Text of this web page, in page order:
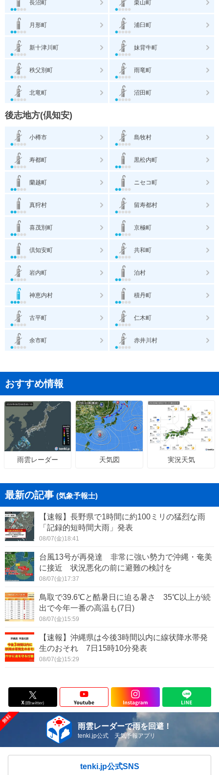
長沼町 栗山町
月形町 浦臼町
新十津川町 妹背牛町
秩父別町 雨竜町
北竜町 沼田町
後志地方(倶知安)
小樽市 島牧村
寿都町 黒松内町
蘭越町 ニセコ町
真狩村 留寿都村
喜茂別町 京極町
倶知安町 共和町
岩内町 泊村
神恵内村 積丹町
古平町 仁木町
余市町 赤井川村
おすすめ情報
雨雲レーダー 天気図 実況天気
最新の記事 (気象予報士)
【速報】長野県で1時間に約100ミリの猛烈な雨
「記録的短時間大雨」発表
08/07(金)18:41
台風13号が再発達 非常に強い勢力で沖縄・奄美
に接近 状況悪化の前に避難の検討を
08/07(金)17:37
鳥取で39.6℃と酷暑日に迫る暑さ 35℃以上が続
出で今年一番の高温も(7日)
08/07(金)15:59
【速報】沖縄県は今後3時間以内に線状降水帯発
生のおそれ 7日15時10分発表
08/07(金)15:29
雨雲レーダーで雨を回避！
tenki.jp公式 天気予報アプリ
tenki.jp公式SNS